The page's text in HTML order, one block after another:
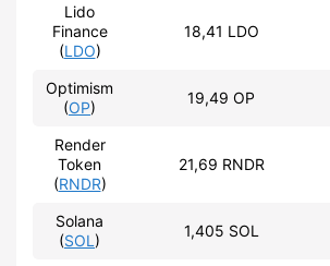
Lido
Finance
(LDO)
18,41 LDO
Optimism
(OP)
19,49 OP
Render
Token
(RNDR)
21,69 RNDR
Solana
(SOL )
1,405 SOL